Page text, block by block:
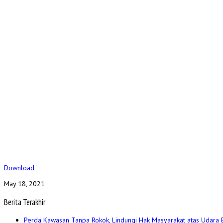
Download
May 18, 2021
Berita Terakhir
Perda Kawasan Tanpa Rokok, Lindungi Hak Masyarakat atas Udara